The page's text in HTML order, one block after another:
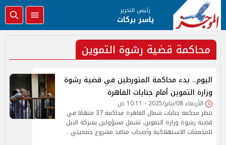
رئيس التحرير
ياسر بركات
محاكمة قضية رشوة التموين
اليوم.. بدء محاكمة المتورطين في قضية رشوة
وزارة التموين أمام جنايات القاهرة
الأربعاء 08/يناير/2025 - 10:11 ص
تنظر محكمة جنايات شمال القاهرة محاكمة 37 متهمًا في
قضية رشوة وزارة التموين، تشمل مسؤولين بشركة النيل
للمجمعات الاستهلاكية وأصحاب منافذ مشروع جمعيتي .